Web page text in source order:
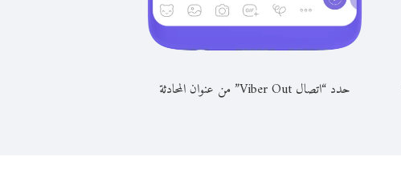
حدد “اتصال Viber Out” من عنوان المحادثة